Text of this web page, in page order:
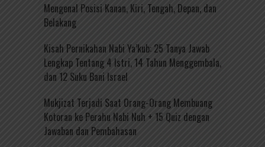
Mengenal Posisi Kanan, Kiri, Tengah, Depan, dan
Belakang
Kisah Pernikahan Nabi Ya’kub: 25 Tanya Jawab
Lengkap Tentang 4 Istri, 14 Tahun Menggembala,
dan 12 Suku Bani Israel
Mukjizat Terjadi Saat Orang-Orang Membuang
Kotoran ke Perahu Nabi Nuh + 15 Quiz dengan
Jawaban dan Pembahasan